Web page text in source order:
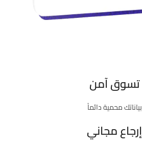
تسوق آمن
بياناتك محمية دائماً
إرجاع مجاني